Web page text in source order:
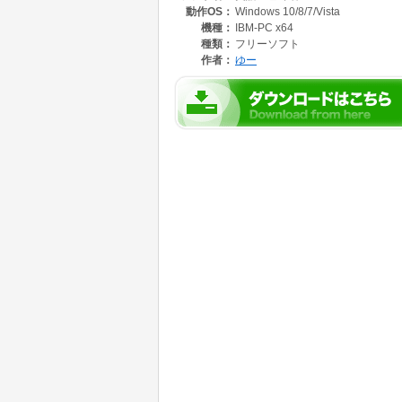
自動的に非表示になるモードを備えており、
他の作業の邪魔をしないようになっています。
検索した結果や履歴をテキスト保存する機能も
自身だけの単語帳を作る場合にも便利です。
Windows/Mac/Linuxに対応しており、
様々な環境で使用可能です。(Mac/Linux版はβ
検索対象の文字列を、自動的に「原型」に変換
動作OS： Windows 10/8/7/Vista
機種：
IBM-PC x64
種類： フリーソフト
作者： ゆー